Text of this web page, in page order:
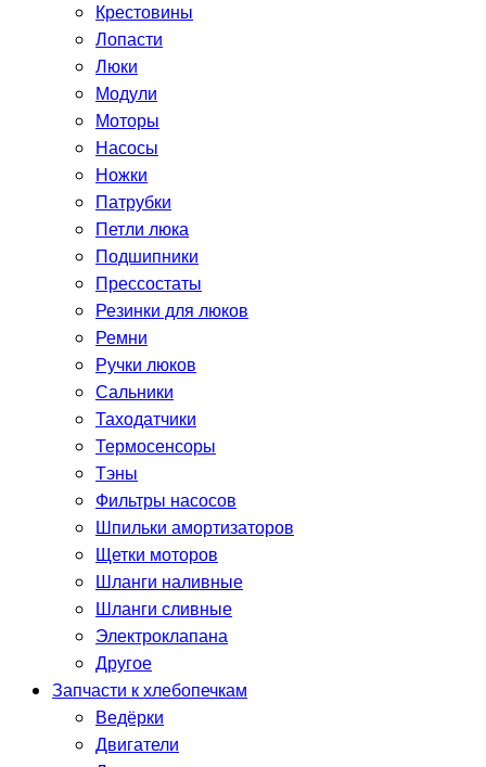
Крестовины
Лопасти
Люки
Модули
Моторы
Насосы
Ножки
Патрубки
Петли люка
Подшипники
Прессостаты
Резинки для люков
Ремни
Ручки люков
Сальники
Таходатчики
Термосенсоры
Тэны
Фильтры насосов
Шпильки амортизаторов
Щетки моторов
Шланги наливные
Шланги сливные
Электроклапана
Другое
Запчасти к хлебопечкам
Ведёрки
Двигатели